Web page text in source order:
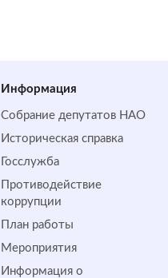
Информация
Собрание депутатов НАО
Историческая справка
Госслужба
Противодействие
коррупции
План работы
Мероприятия
Информация о